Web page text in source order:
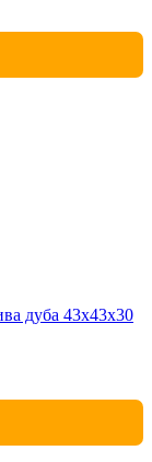
дуба 43х43х30